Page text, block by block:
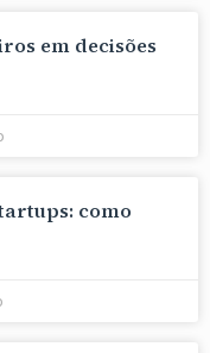
em decisões
como